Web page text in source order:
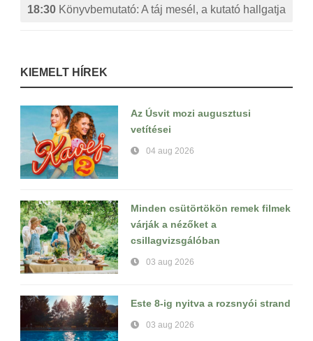
18:30 Könyvbemutató: A táj mesél, a kutató hallgatja
KIEMELT HÍREK
Az Úsvit mozi augusztusi
vetítései
04 aug 2026
Minden csütörtökön remek filmek
várják a nézőket a
csillagvizsgálóban
03 aug 2026
Este 8-ig nyitva a rozsnyói strand
03 aug 2026